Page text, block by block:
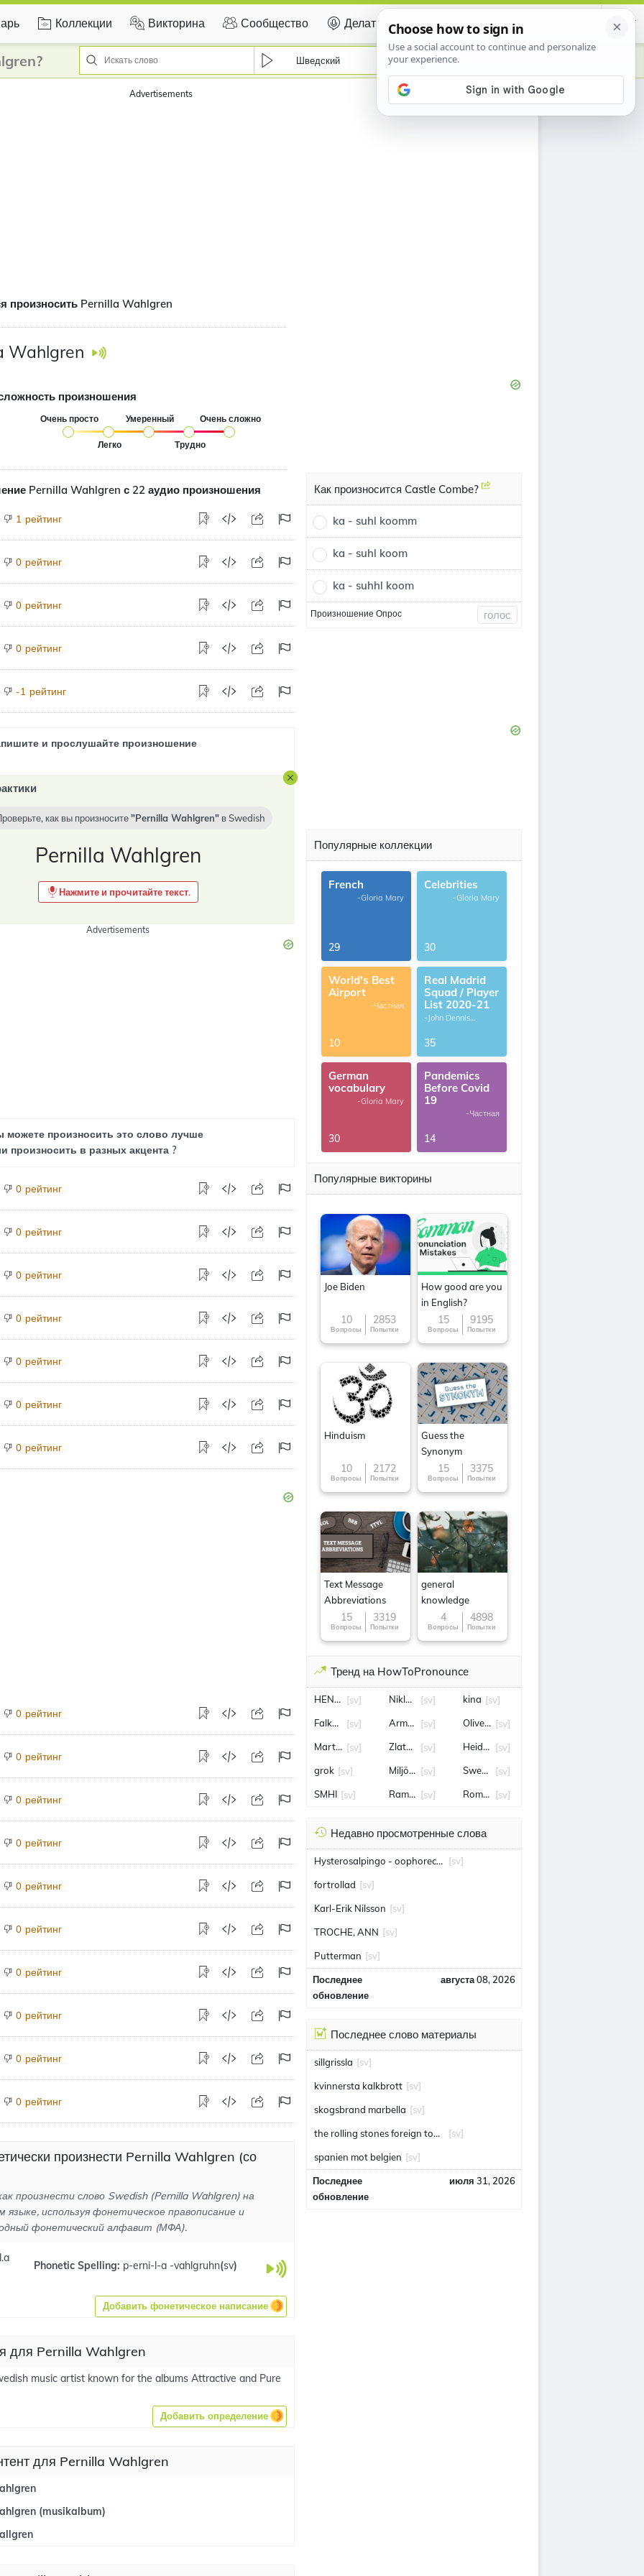
Коллекции Викторина Сообщество Делать вклад Certificate
Шведский
Advertisements
произносить Pernilla Wahlgren
Wahlgren
произношения
Очень просто
Легко
Умеренный
Трудно
Очень сложно
Pernilla Wahlgren с 22 аудио произношения
1 рейтинг
0 рейтинг
0 рейтинг
0 рейтинг
-1 рейтинг
и прослушайте произношение
как вы произносите Pernilla Wahlgren вSwedish
Pernilla Wahlgren
Нажмите и прочитайте текст.
Advertisements
можете произносить это слово лучше
произносить в разных акцента ?
0 рейтинг
0 рейтинг
0 рейтинг
0 рейтинг
0 рейтинг
0 рейтинг
0 рейтинг
0 рейтинг
0 рейтинг
0 рейтинг
0 рейтинг
0 рейтинг
0 рейтинг
0 рейтинг
0 рейтинг
0 рейтинг
0 рейтинг
произнести Pernilla Wahlgren (со
произнести слово Swedish (Pernilla Wahlgren) на
языке, используя фонетическое правописание и
фонетический алфавит (МФА).
Phonetic Spelling: p-erni-l-a -vahlgruhn(sv)
Добавить фонетическое написание
для Pernilla Wahlgren
music artist known for the albums Attractive and Pure
Добавить определение
для Pernilla Wahlgren
(musikalbum)
Как произносится Castle Combe?
ka - suhl koomm
ka - suhl koom
ka - suhhl koom
Произношение Опрос голос
Популярные коллекции
French
-Gloria Mary
29
Celebrities
-Gloria Mary
30
World's Best
Airport
-Частная
10
Real Madrid
Squad / Player
List 2020-21
-John Dennis
35
German
vocabulary
-Gloria Mary
30
Pandemics
Before Covid
19
-Частная
14
Популярные викторины
Joe Biden
10
Вопросы
2853
Попытки
How good are you
in English?
15
Вопросы
9195
Попытки
Hinduism
10
Вопросы
2172
Попытки
Guess the
Synonym
15
Вопросы
3375
Попытки
Text Message
Abbreviations
15
Вопросы
3319
Попытки
general
knowledge
4
Вопросы
4898
Попытки
Тренд на HowToPronounce
HENRIK STENSON
[sv]
Falköping
[sv]
Martin Filander
[sv]
grok [sv]
SMHI [sv]
Niklas Eriksson
[sv]
Armand Duplantis
[sv]
Zlatan Ibrahimović
[sv]
Miljöpartiet
[sv]
Ramon Pascal Lundqvist
[sv]
kina [sv]
Oliver Solberg
[sv]
Heidi Weng
[sv]
Swedbank
[sv]
Romina Pourmokhtari
[sv]
Недавно просмотренные слова
Hysterosalpingo - oophorectomy [sv]
fortrollad [sv]
Karl-Erik Nilsson [sv]
TROCHE, ANN [sv]
Putterman [sv]
Последнее
обновление
августа 08, 2026
Последнее слово материалы
sillgrissla [sv]
kvinnersta kalkbrott [sv]
skogsbrand marbella [sv]
the rolling stones foreign tongues [sv]
spanien mot belgien [sv]
Последнее
обновление
июля 31, 2026